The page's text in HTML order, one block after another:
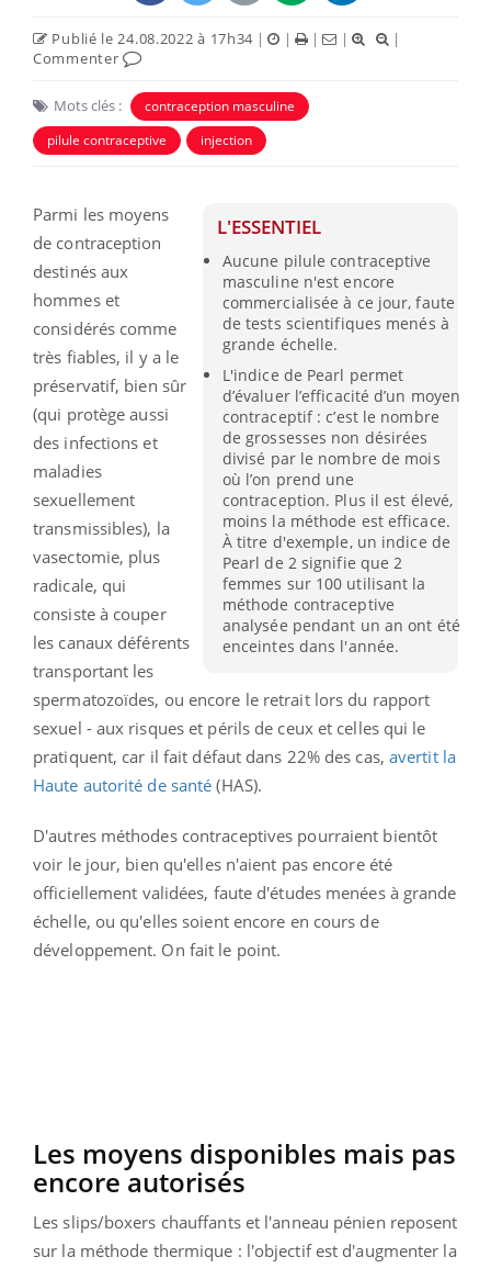
Publié le 24.08.2022 à 17h34 | | | |
|
Commenter
Mots clés :
contraception masculine
pilule contraceptive
injection
L'ESSENTIEL
Aucune pilule contraceptive
masculine n'est encore
commercialisée à ce jour, faute
de tests scientifiques menés à
grande échelle.
L'indice de Pearl permet
d’évaluer l’efficacité d’un moyen
contraceptif : c’est le nombre
de grossesses non désirées
divisé par le nombre de mois
où l’on prend une
contraception. Plus il est élevé,
moins la méthode est efficace.
À titre d'exemple, un indice de
Pearl de 2 signifie que 2
femmes sur 100 utilisant la
méthode contraceptive
analysée pendant un an ont été
enceintes dans l'année.
Parmi les moyens
de contraception
destinés aux
hommes et
considérés comme
très fiables, il y a le
préservatif, bien sûr
(qui protège aussi
des infections et
maladies
sexuellement
transmissibles), la
vasectomie, plus
radicale, qui
consiste à couper
les canaux déférents
transportant les
spermatozoïdes, ou encore le retrait lors du rapport
sexuel - aux risques et périls de ceux et celles qui le
pratiquent, car il fait défaut dans 22% des cas, avertit la
Haute autorité de santé (HAS).
D'autres méthodes contraceptives pourraient bientôt
voir le jour, bien qu'elles n'aient pas encore été
officiellement validées, faute d'études menées à grande
échelle, ou qu'elles soient encore en cours de
développement. On fait le point.
Les moyens disponibles mais pas
encore autorisés
Les slips/boxers chauffants et l'anneau pénien reposent
sur la méthode thermique : l'objectif est d'augmenter la